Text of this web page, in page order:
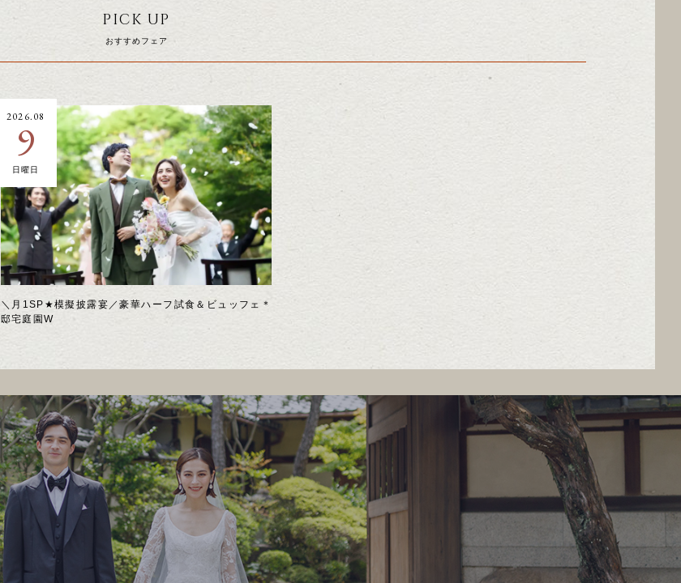
PICK UP
おすすめフェア
＼月1SP★模擬披露宴／豪華ハーフ試食＆ビュッフェ＊
邸宅庭園W
2026.08
9
日曜日